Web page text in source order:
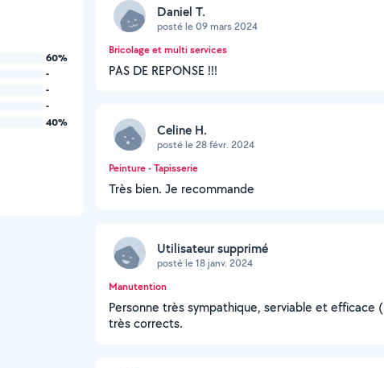
60%
-
-
-
40%
Daniel T.
posté le 09 mars 2024
Bricolage et multi services
PAS DE REPONSE !!!
Celine H.
posté le 28 févr. 2024
Peinture - Tapisserie
Très bien. Je recommande
Utilisateur supprimé
posté le 18 janv. 2024
Manutention
Personne très sympathique, serviable et efficace
très corrects.